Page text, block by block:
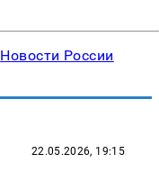
Новости России
22.05.2026, 19:15